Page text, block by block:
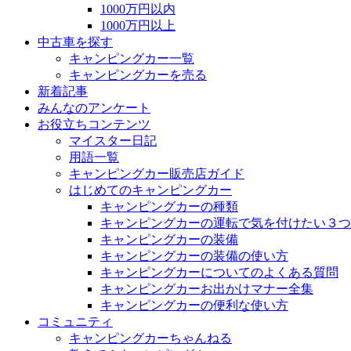
1000万円以内
1000万円以上
中古車を探す
キャンピングカー一覧
キャンピングカーを売る
新着記事
みんなのアンケート
お役立ちコンテンツ
マイスター日記
用語一覧
キャンピングカー販売店ガイド
はじめてのキャンピングカー
キャンピングカーの種類
キャンピングカーの運転で気を付けたい３
キャンピングカーの装備
キャンピングカーの装備の使い方
キャンピングカーについてのよくある質問
キャンピングカーお出かけマナー全集
キャンピングカーの便利な使い方
コミュニティ
キャンピングカーちゃんねる